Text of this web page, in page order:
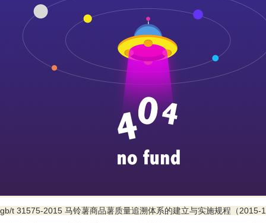
gb/t 31575-2015 马铃薯商品薯质量追溯体系的建立与实施规程（2015-